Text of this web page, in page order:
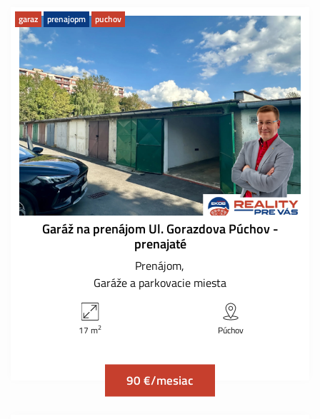
garaz prenajopm puchov
Garáž na prenájom Ul. Gorazdova Púchov -
prenajaté
Prenájom
Garáže a parkovacie miesta
17 m2 Púchov
90 €/mesiac